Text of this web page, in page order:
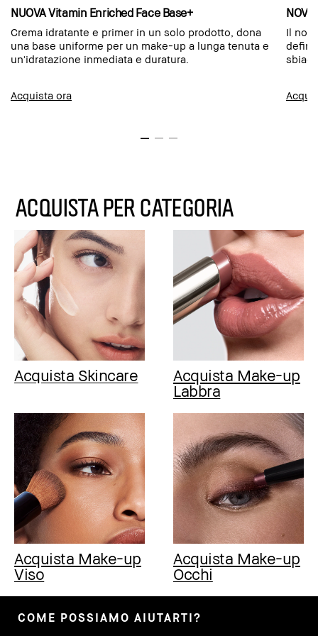
NUOVA Vitamin Enriched Face Base+
Crema idratante e primer in un solo prodotto, dona
una base uniforme per un make-up a lunga tenuta e
un'idratazione inmediata e duratura.
Acquista ora
Il
ACQUISTA PER CATEGORIA
Acquista Skincare
Acquista Make-up
Labbra
Acquista Make-up
Viso
Acquista Make-up
Occhi
COME POSSIAMO AIUTARTI?